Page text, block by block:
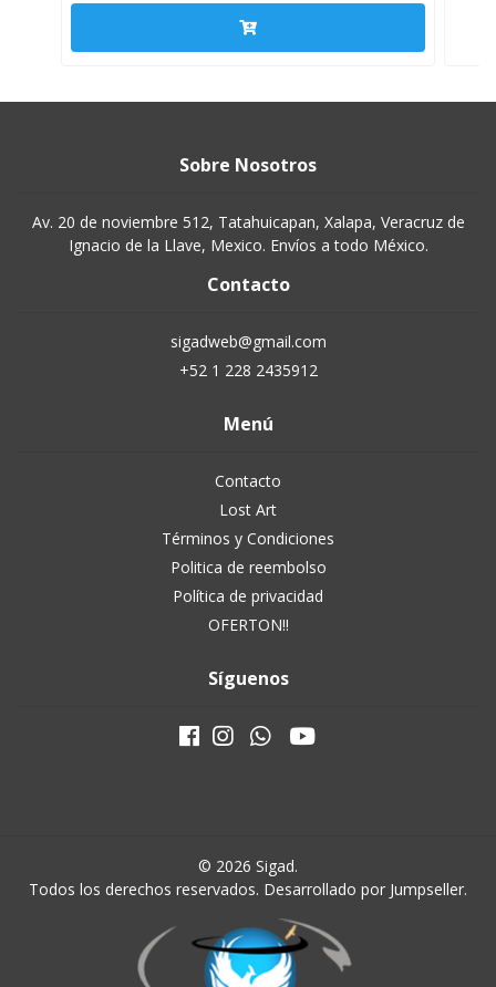
Sobre Nosotros
Av. 20 de noviembre 512, Tatahuicapan, Xalapa, Veracruz de
Ignacio de la Llave, Mexico. Envíos a todo México.
Contacto
sigadweb@gmail.com
+52 1 228 2435912
Menú
Contacto
Lost Art
Términos y Condiciones
Politica de reembolso
Política de privacidad
OFERTON!!
Síguenos
© 2026 Sigad.
Todos los derechos reservados. Desarrollado por Jumpseller.